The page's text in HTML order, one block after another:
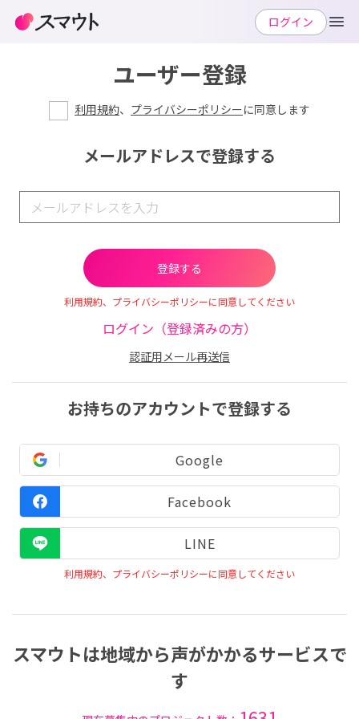
ユーザー登録
利用規約、 プライバシーポリシーに同意します
メールアドレスで登録する
利用規約、プライバシーポリシーに同意してください
ログイン（登録済みの方）
認証用メール再送信
お持ちのアカウントで登録する
Google
Facebook
LINE
利用規約、プライバシーポリシーに同意してください
スマウトは地域から声がかかるサービスで
す
ログイン